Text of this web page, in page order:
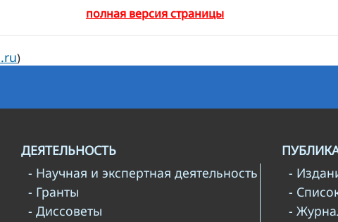
полная версия страницы
)
ДЕЯТЕЛЬНОСТЬ
- Научная и экспертная деятельность
- Гранты
- Диссоветы
-
-
-